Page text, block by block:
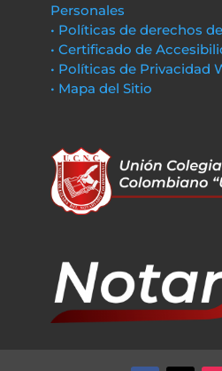
Personales
• Políticas de derechos
• Certificado de
• Políticas de Privacidad
• Mapa del Sitio